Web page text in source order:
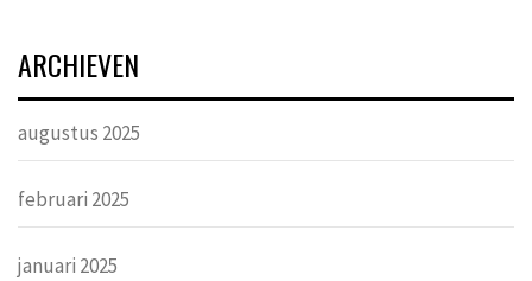
ARCHIEVEN
augustus 2025
februari 2025
januari 2025